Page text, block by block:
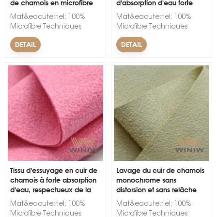
de chamois en microfibre
très doux
Mat&eacute;riel: 100%
Microfibre Techniques
d'accompagnement&nbsp;:
Non-tiss&eacute; Largeur:
1 mm. Couleur: Noir, Blanc,
Rouge, Bleu, Vert, Jaune,
Rose Marque: WINW
Quantit&eacute; minimum
d'achat: 300
m&egrave;tres
lin&eacute;aires.
D&eacute;lai de mise en
&oelig;uvre: 10-15 jours.
&nbsp;
DETAIL
d'absorption d'eau forte
Mat&eacute;riel: 100%
Microfibre Techniques
d'accompagnement&nbsp;:
Non-tiss&eacute; Largeur:
1 mm. Couleur: Noir, Blanc,
Rouge, Bleu, Vert, Jaune,
Rose Marque: WINW
Quantit&eacute; minimum
d'achat: 300
m&egrave;tres
lin&eacute;aires.
D&eacute;lai de mise en
&oelig;uvre: 10-15 jours.
&nbsp;
DETAIL
Tissu d'essuyage en cuir de
chamois à forte absorption
d'eau, respectueux de la
peau
Mat&eacute;riel: 100%
Microfibre Techniques
Lavage du cuir de chamois
monochrome sans
distorsion et sans relâche
Mat&eacute;riel: 100%
Microfibre Techniques